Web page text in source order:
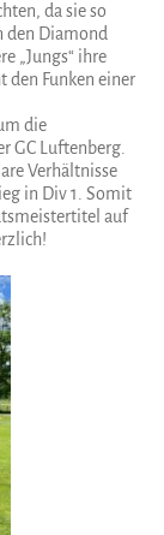
da sie so
den Diamond
„Jungs“ ihre
den Funken einer
die
GC Luftenberg.
Verhältnisse
in Div 1. Somit
auf